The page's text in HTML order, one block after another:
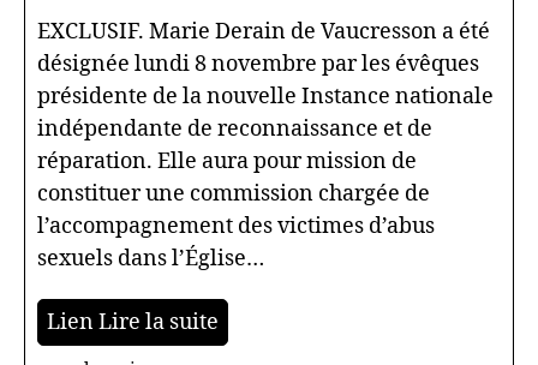
EXCLUSIF. Marie Derain de Vaucresson a été
désignée lundi 8 novembre par les évêques
présidente de la nouvelle Instance nationale
indépendante de reconnaissance et de
réparation. Elle aura pour mission de
constituer une commission chargée de
l’accompagnement des victimes d’abus
sexuels dans l’Église…
Lien Lire la suite